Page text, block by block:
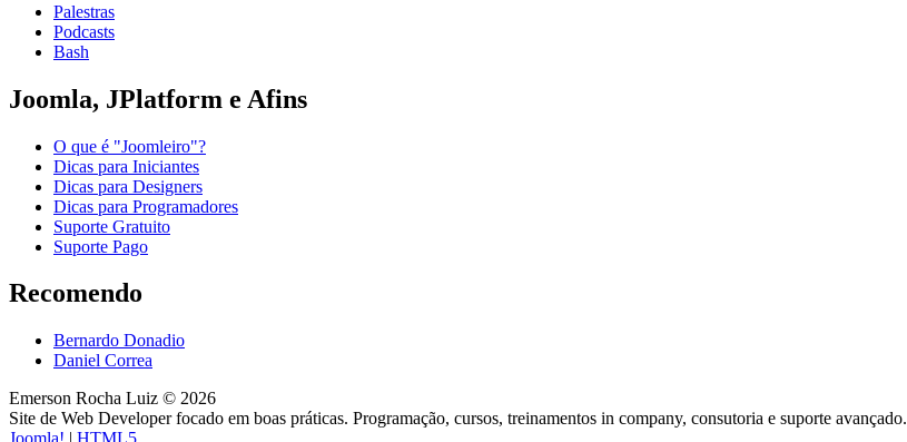
Palestras
Podcasts
Bash
Joomla, JPlatform e Afins
O que é "Joomleiro"?
Dicas para Iniciantes
Dicas para Designers
Dicas para Programadores
Suporte Gratuito
Suporte Pago
Recomendo
Bernardo Donadio
Daniel Correa
Emerson Rocha Luiz © 2026
Site de Web Developer focado em boas práticas. Programação, cursos, treinamentos in company, consutoria e suporte avançado.